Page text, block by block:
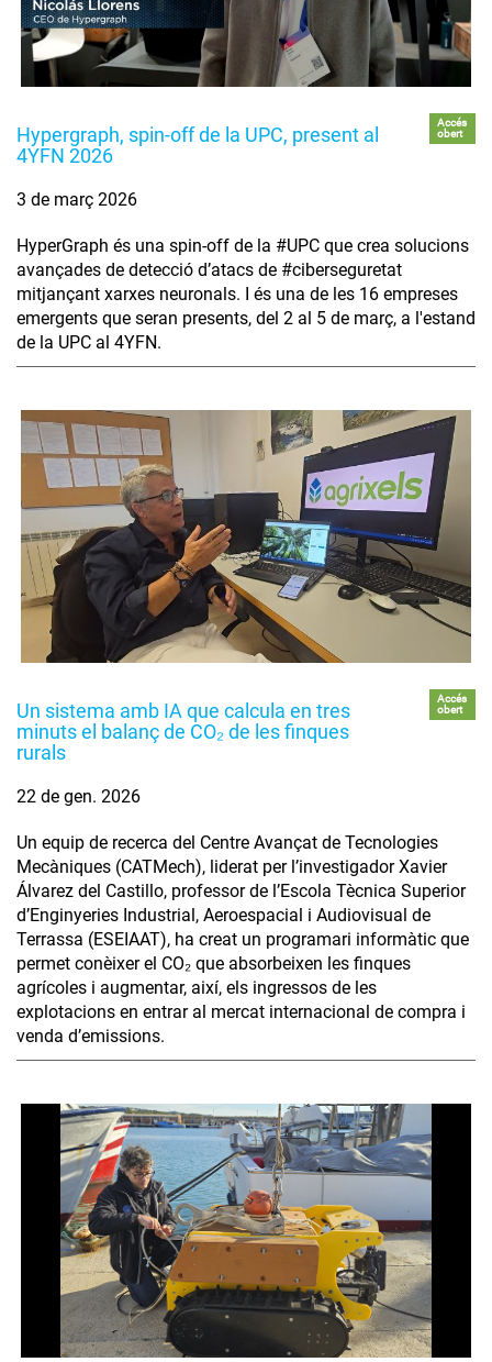
Hypergraph, spin-off de la UPC, present al
4YFN 2026
Accés
obert
3 de març 2026
HyperGraph és una spin-off de la #UPC que crea solucions
avançades de detecció d’atacs de #ciberseguretat
mitjançant xarxes neuronals. I és una de les 16 empreses
emergents que seran presents, del 2 al 5 de març, a l'estand
de la UPC al 4YFN.
Un sistema amb IA que calcula en tres
minuts el balanç de CO₂ de les finques
rurals
Accés
obert
22 de gen. 2026
Un equip de recerca del Centre Avançat de Tecnologies
Mecàniques (CATMech), liderat per l’investigador Xavier
Álvarez del Castillo, professor de l’Escola Tècnica Superior
d’Enginyeries Industrial, Aeroespacial i Audiovisual de
Terrassa (ESEIAAT), ha creat un programari informàtic que
permet conèixer el CO₂ que absorbeixen les finques
agrícoles i augmentar, així, els ingressos de les
explotacions en entrar al mercat internacional de compra i
venda d’emissions.